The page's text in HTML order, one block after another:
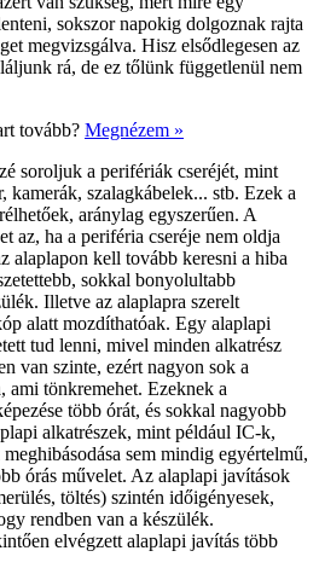
sokszor napokig dolgoznak rajta
megvizsgálva. Hisz elsődlegesen az
rá, de ez tőlünk függetlenül nem
tovább? Megnézem »
soroljuk a perifériák cseréjét, mint
szalagkábelek... stb. Ezek a
aránylag egyszerűen. A
az, ha a periféria cseréje nem oldja
alaplapon kell tovább keresni a hiba
sokkal bonyolultabb
Illetve az alaplapra szerelt
alatt mozdíthatóak. Egy alaplapi
tud lenni, mivel minden alkatrész
van szinte, ezért nagyon sok a
ami tönkremehet. Ezeknek a
több órát, és sokkal nagyobb
alkatrészek, mint például IC-k,
sem mindig egyértelmű,
órás művelet. Az alaplapi javítások
töltés) szintén időigényesek,
rendben van a készülék.
elvégzett alaplapi javítás több